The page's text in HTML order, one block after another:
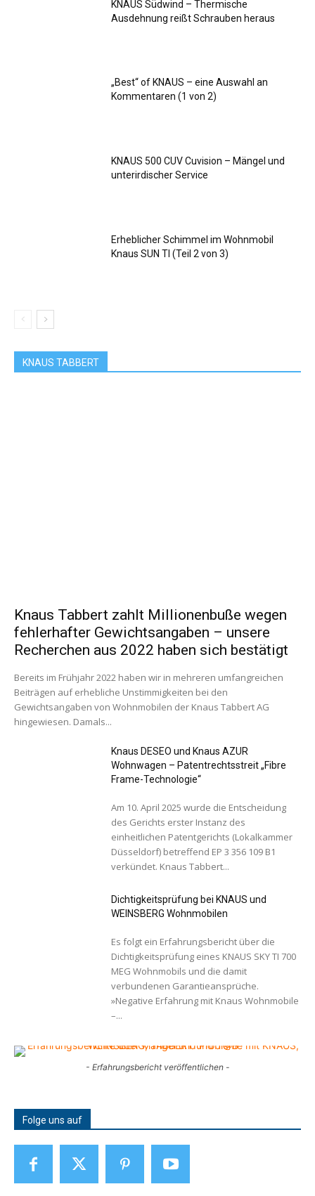
KNAUS Südwind – Thermische
Ausdehnung reißt Schrauben heraus
„Best“ of KNAUS – eine Auswahl an
Kommentaren (1 von 2)
KNAUS 500 CUV Cuvision – Mängel und
unterirdischer Service
Erheblicher Schimmel im Wohnmobil
Knaus SUN TI (Teil 2 von 3)
KNAUS TABBERT
Knaus Tabbert zahlt Millionenbuße wegen
fehlerhafter Gewichtsangaben – unsere
Recherchen aus 2022 haben sich bestätigt
Bereits im Frühjahr 2022 haben wir in mehreren umfangreichen
Beiträgen auf erhebliche Unstimmigkeiten bei den
Gewichtsangaben von Wohnmobilen der Knaus Tabbert AG
hingewiesen. Damals...
Knaus DESEO und Knaus AZUR
Wohnwagen – Patentrechtsstreit „Fibre
Frame-Technologie“
Am 10. April 2025 wurde die Entscheidung
des Gerichts erster Instanz des
einheitlichen Patentgerichts (Lokalkammer
Düsseldorf) betreffend EP 3 356 109 B1
verkündet. Knaus Tabbert...
Dichtigkeitsprüfung bei KNAUS und
WEINSBERG Wohnmobilen
Es folgt ein Erfahrungsbericht über die
Dichtigkeitsprüfung eines KNAUS SKY TI 700
MEG Wohnmobils und die damit
verbundenen Garantieansprüche.
»Negative Erfahrung mit Knaus Wohnmobile
–...
- Erfahrungsbericht veröffentlichen -
Folge uns auf